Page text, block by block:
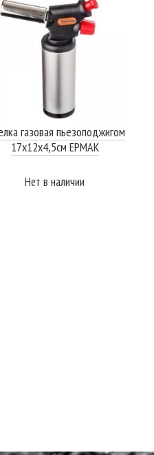
газовая пьезоподжигом
17х12х4,5см ЕРМАК
Нет в наличии